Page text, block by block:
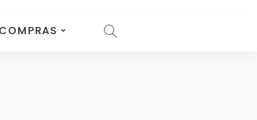
COMPRAS